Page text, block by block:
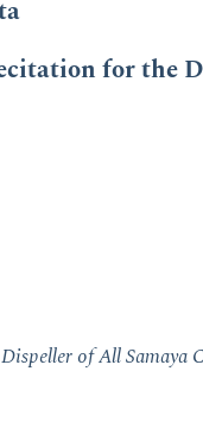
for the
of All Samaya